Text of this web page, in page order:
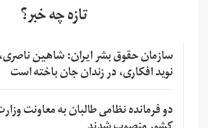
تازه چه خبر؟
سازمان حقوق بشر ایران: شاهین
نوید افکاری، در زندان جان باخته است
دو فرمانده نظامی طالبان به معاونت